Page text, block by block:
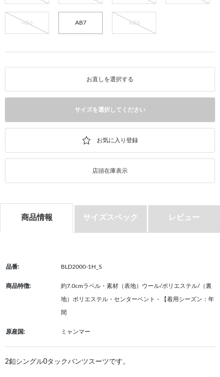
AB6 AB7 AB8
お直しを選択する
サイズを選択してください
店頭在庫表示
商品情報 サイズスペック レビュー
品番: BLD2000-1H_S
商品特徴: 約7.0cmラペル・素材（表地）ウール/ポリエステル/（裏
地）ポリエステル・センターベント・【着用シーズン：年
間
原産国: ミャンマー
2釦シングル0タックパンツスーツです。